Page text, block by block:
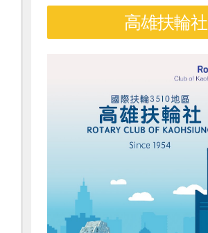
高雄扶輪社